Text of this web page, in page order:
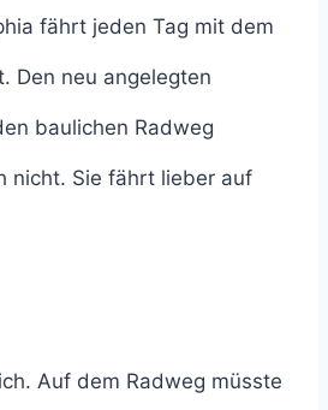
fährt jeden Tag mit dem
Den neu angelegten
baulichen Radweg
nicht. Sie fährt lieber auf
Auf dem Radweg müsste